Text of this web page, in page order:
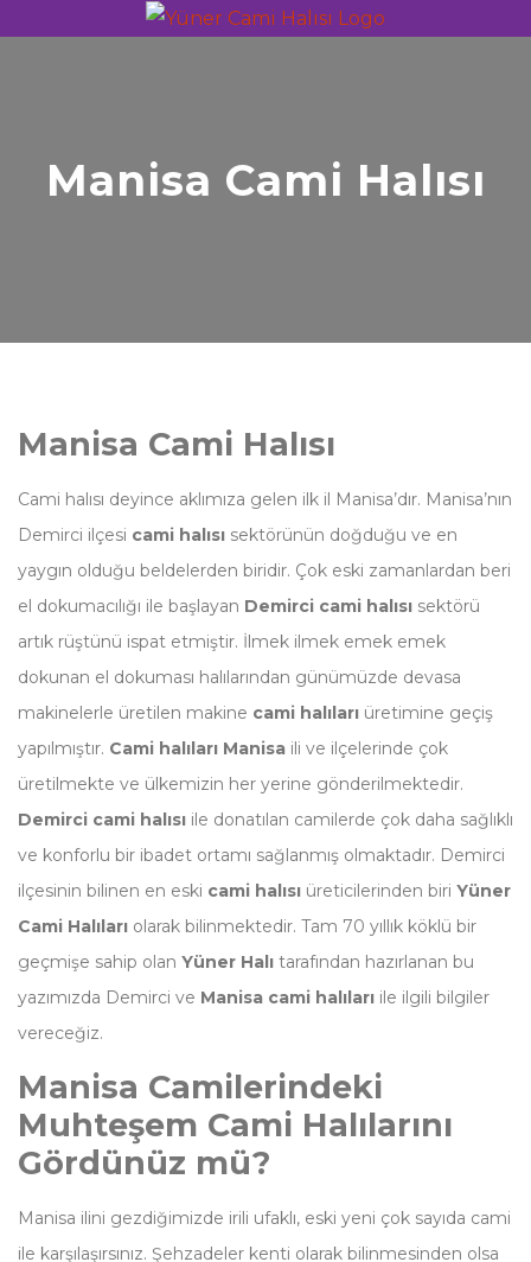
Manisa Cami Halısı
Manisa Cami Halısı
Cami halısı deyince aklımıza gelen ilk il Manisa’dır. Manisa’nın
Demirci ilçesi cami halısı sektörünün doğduğu ve en
yaygın olduğu beldelerden biridir. Çok eski zamanlardan beri
el dokumacılığı ile başlayan Demirci cami halısı sektörü
artık rüştünü ispat etmiştir. İlmek ilmek emek emek
dokunan el dokuması halılarından günümüzde devasa
makinelerle üretilen makine cami halıları üretimine geçiş
yapılmıştır. Cami halıları Manisa ili ve ilçelerinde çok
üretilmekte ve ülkemizin her yerine gönderilmektedir.
Demirci cami halısı ile donatılan camilerde çok daha sağlıklı
ve konforlu bir ibadet ortamı sağlanmış olmaktadır. Demirci
ilçesinin bilinen en eski cami halısı üreticilerinden biri Yüner
Cami Halıları olarak bilinmektedir. Tam 70 yıllık köklü bir
geçmişe sahip olan Yüner Halı tarafından hazırlanan bu
yazımızda Demirci ve Manisa cami halıları ile ilgili bilgiler
vereceğiz.
Manisa Camilerindeki
Muhteşem Cami Halılarını
Gördünüz mü?
Manisa ilini gezdiğimizde irili ufaklı, eski yeni çok sayıda cami
ile karşılaşırsınız. Şehzadeler kenti olarak bilinmesinden olsa